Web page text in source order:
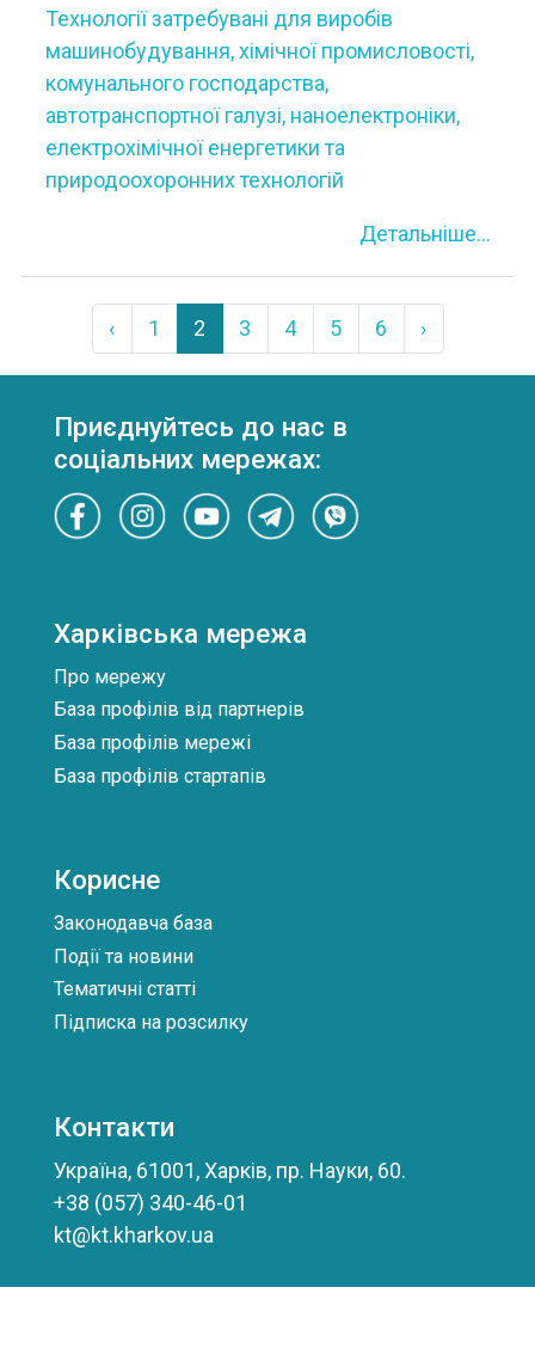
Технології затребувані для виробів
машинобудування, хімічної промисловості,
комунального господарства,
автотранспортної галузі, наноелектроніки,
електрохімічної енергетики та
природоохоронних технологій
Детальніше...
‹ 1 2 3 4 5 6 ›
Приєднуйтесь до нас в
соціальних мережах:
Харківська мережа
Про мережу
База профілів від партнерів
База профілів мережі
База профілів стартапів
Корисне
Законодавча база
Події та новини
Тематичні статті
Підписка на розсилку
Контакти
Україна, 61001, Харків, пр. Науки, 60.
+38 (057) 340-46-01
kt@kt.kharkov.ua